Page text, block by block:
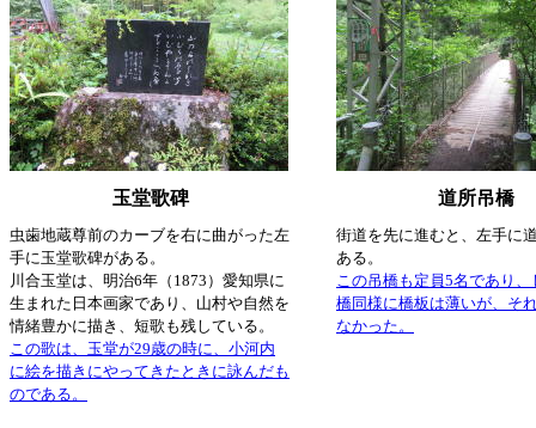
玉堂歌碑 道所吊橋
虫歯地蔵尊前のカーブを右に曲がった左
手に玉堂歌碑がある。
川合玉堂は、明治6年（1873）愛知県に
生まれた日本画家であり、山村や自然を
情緒豊かに描き、短歌も残している。
この歌は、玉堂が29歳の時に、小河内
に絵を描きにやってきたときに詠んだも
のである。
街道を先に進むと、左手に
ある。
この吊橋も定員5名であり、
橋同様に橋板は薄いが、そ
なかった。